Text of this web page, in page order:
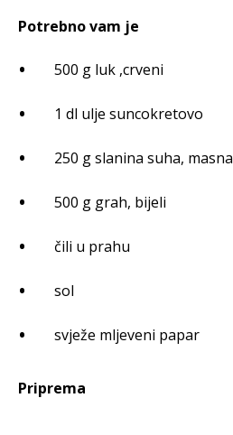
Potrebno vam je
500 g luk ,crveni
1 dl ulje suncokretovo
250 g slanina suha, masna
500 g grah, bijeli
čili u prahu
sol
svježe mljeveni papar
Priprema